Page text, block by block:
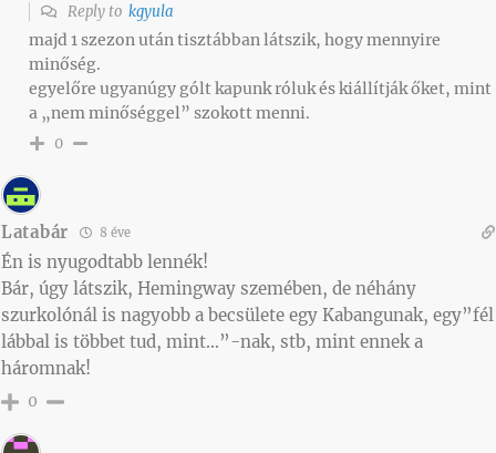
Reply to kgyula
majd 1 szezon után tisztábban látszik, hogy mennyire
minőség.
egyelőre ugyanúgy gólt kapunk róluk és kiállítják őket, mint
a „nem minőséggel” szokott menni.
0
Latabár 8 éve
Én is nyugodtabb lennék!
Bár, úgy látszik, Hemingway szemében, de néhány
szurkolónál is nagyobb a becsülete egy Kabangunak, egy”fél
lábbal is többet tud, mint…”-nak, stb, mint ennek a
háromnak!
0